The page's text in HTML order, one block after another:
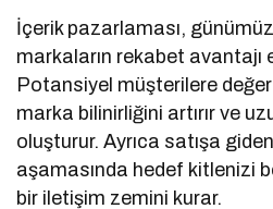
İçerik pazarlaması,
markaların rekabet avantajı
Potansiyel müşterilere
marka bilinirliğini artırır ve
oluşturur. Ayrıca satışa
aşamasında hedef kitlenizi
bir iletişim zemini kurar.